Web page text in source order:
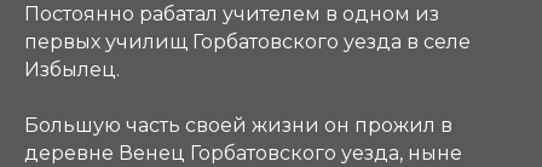
Постоянно рабатал учителем в одном из
первых училищ Горбатовского уезда в селе
Избылец.
Большую часть своей жизни он прожил в
деревне Венец Горбатовского уезда, ныне